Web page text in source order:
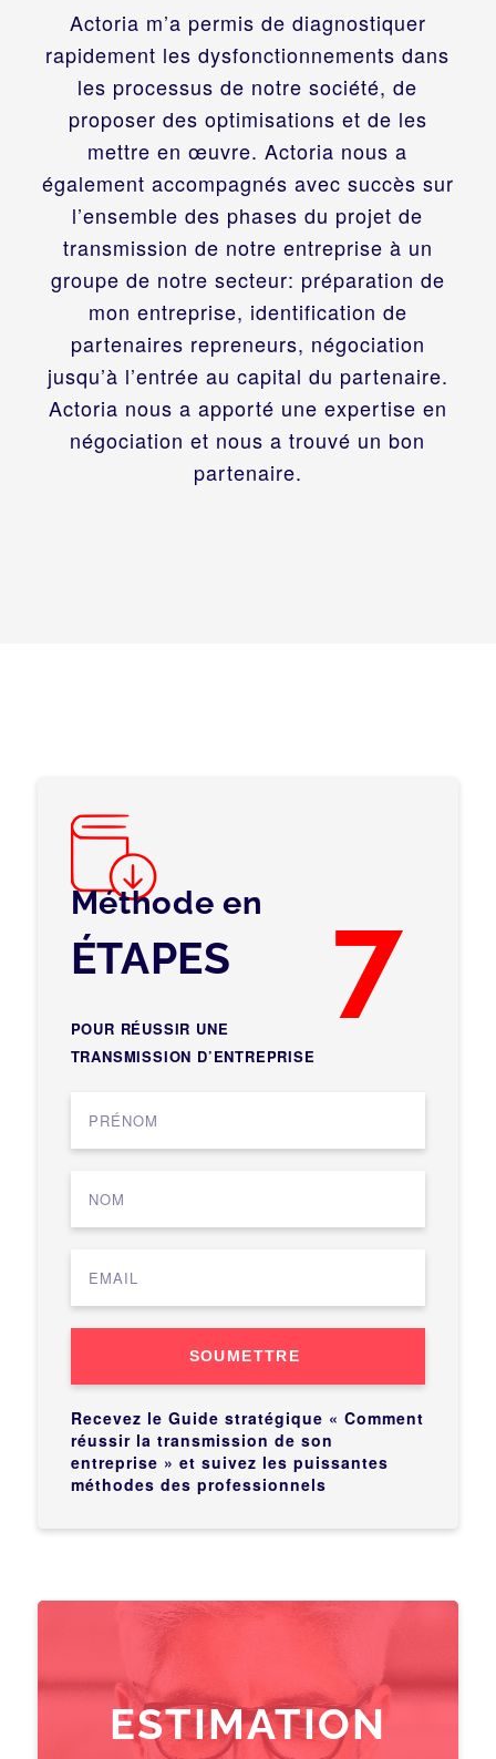
Actoria m’a permis de diagnostiquer
rapidement les dysfonctionnements dans
les processus de notre société, de
proposer des optimisations et de les
mettre en œuvre. Actoria nous a
également accompagnés avec succès sur
l’ensemble des phases du projet de
transmission de notre entreprise à un
groupe de notre secteur: préparation de
mon entreprise, identification de
partenaires repreneurs, négociation
jusqu’à l’entrée au capital du partenaire.
Actoria nous a apporté une expertise en
négociation et nous a trouvé un bon
partenaire.
Méthode en 7
ÉTAPES
POUR RÉUSSIR UNE
TRANSMISSION D’ENTREPRISE
SOUMETTRE
Recevez le Guide stratégique « Comment
réussir la transmission de son
entreprise » et suivez les puissantes
méthodes des professionnels
ESTIMATION